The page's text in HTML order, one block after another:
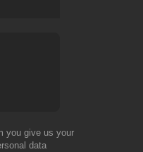
you give us your
data